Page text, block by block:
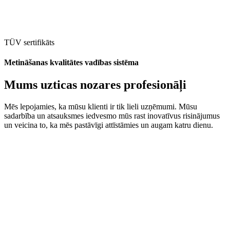
TÜV sertifikāts
Metināšanas kvalitātes vadības sistēma
Mums uzticas nozares profesionāļi
Mēs lepojamies, ka mūsu klienti ir tik lieli uzņēmumi. Mūsu
sadarbība un atsauksmes iedvesmo mūs rast inovatīvus risinājumus
un veicina to, ka mēs pastāvīgi attīstāmies un augam katru dienu.